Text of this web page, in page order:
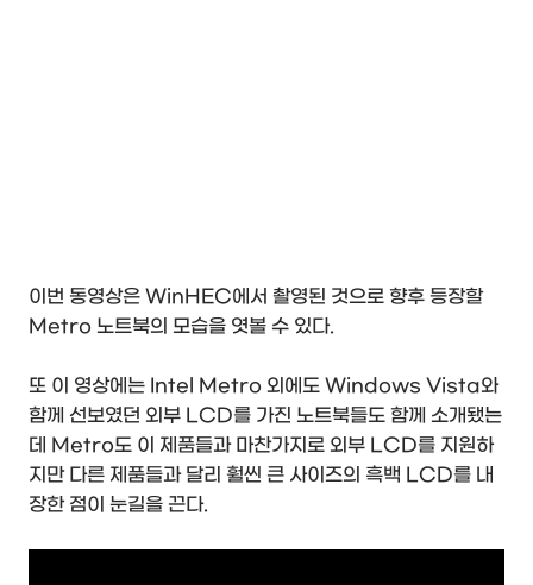
이번 동영상은 WinHEC에서 촬영된 것으로 향후 등장할
Metro 노트북의 모습을 엿볼 수 있다.
또 이 영상에는 Intel Metro 외에도 Windows Vista와
함께 선보였던 외부 LCD를 가진 노트북들도 함께 소개됐는
데 Metro도 이 제품들과 마찬가지로 외부 LCD를 지원하
지만 다른 제품들과 달리 훨씬 큰 사이즈의 흑백 LCD를 내
장한 점이 눈길을 끈다.